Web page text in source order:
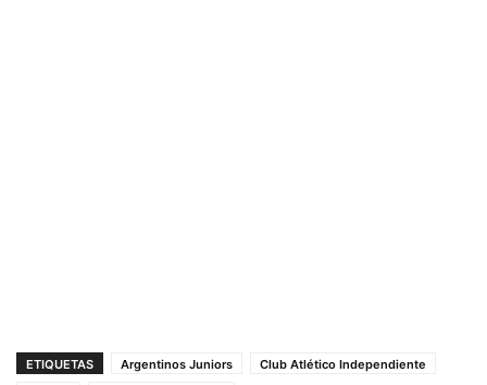
ETIQUETAS Argentinos Juniors
Club Atlético Independiente